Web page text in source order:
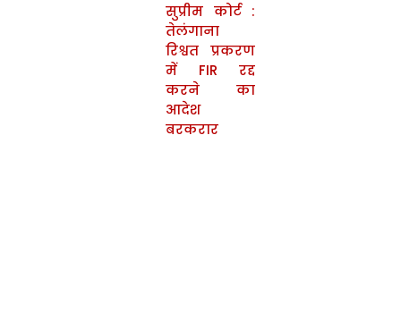
सुप्रीम कोर्ट :
तेलंगाना
रिश्वत प्रकरण
में FIR रद्द
करने का
आदेश
बरकरार